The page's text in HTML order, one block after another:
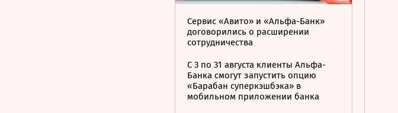
Сервис «Авито» и «Альфа-Банк»
договорились о расширении
сотрудничества
С 3 по 31 августа клиенты Альфа-
Банка смогут запустить опцию
«Барабан суперкэшбэка» в
мобильном приложении банка